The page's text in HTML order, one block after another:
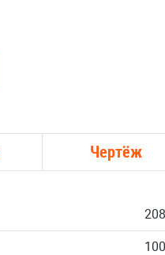
Чертёж